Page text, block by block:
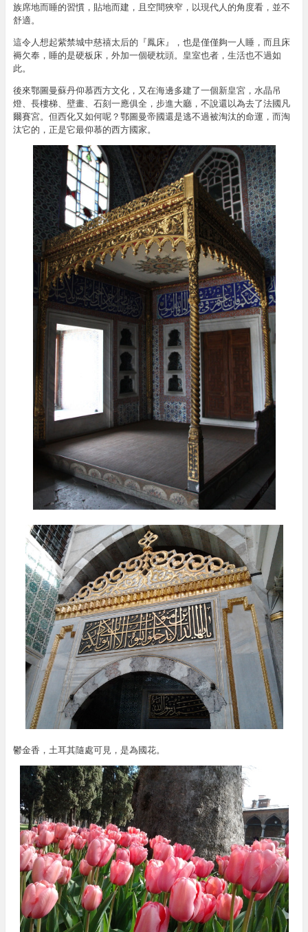
族席地而睡的習慣，貼地而建，且空間狹窄，以現代人的角度看，並不
舒適。
這令人想起紫禁城中慈禧太后的『鳳床』，也是僅僅夠一人睡，而且床
褥欠奉，睡的是硬板床，外加一個硬枕頭。皇室也者，生活也不過如
此。
後來鄂圖曼蘇丹仰慕西方文化，又在海邊多建了一個新皇宮，水晶吊
燈、長樓梯、壁畫、石刻一應俱全，步進大廳，不說還以為去了法國凡
爾賽宮。但西化又如何呢？鄂圖曼帝國還是逃不過被淘汰的命運，而淘
汰它的，正是它最仰慕的西方國家。
鬱金香，土耳其隨處可見，是為國花。